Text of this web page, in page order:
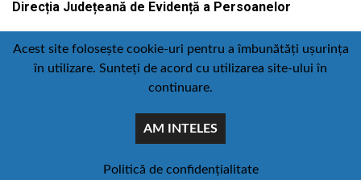
Direcția Județeană de Evidență a Persoanelor
Contact Politică de confidențialitate
:
comunicare@icc.ro
concept :piatadesiteuri.ro
Acest site folosește cookie-uri pentru a îmbunătăți ușurința
în utilizare. Sunteți de acord cu utilizarea site-ului în
continuare.
AM INTELES
Politică de confidențialitate